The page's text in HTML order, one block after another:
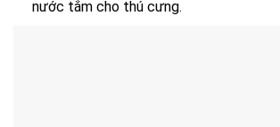
nước tắm cho thú cưng.